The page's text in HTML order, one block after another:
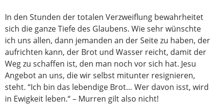
In den Stunden der totalen Verzweiflung bewahrheitet
sich die ganze Tiefe des Glaubens. Wie sehr wünschte
ich uns allen, dann jemanden an der Seite zu haben, der
aufrichten kann, der Brot und Wasser reicht, damit der
Weg zu schaffen ist, den man noch vor sich hat. Jesu
Angebot an uns, die wir selbst mitunter resignieren,
steht. “Ich bin das lebendige Brot… Wer davon isst, wird
in Ewigkeit leben.“ – Murren gilt also nicht!